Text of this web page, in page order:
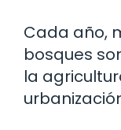
Cada año,
bosques
la